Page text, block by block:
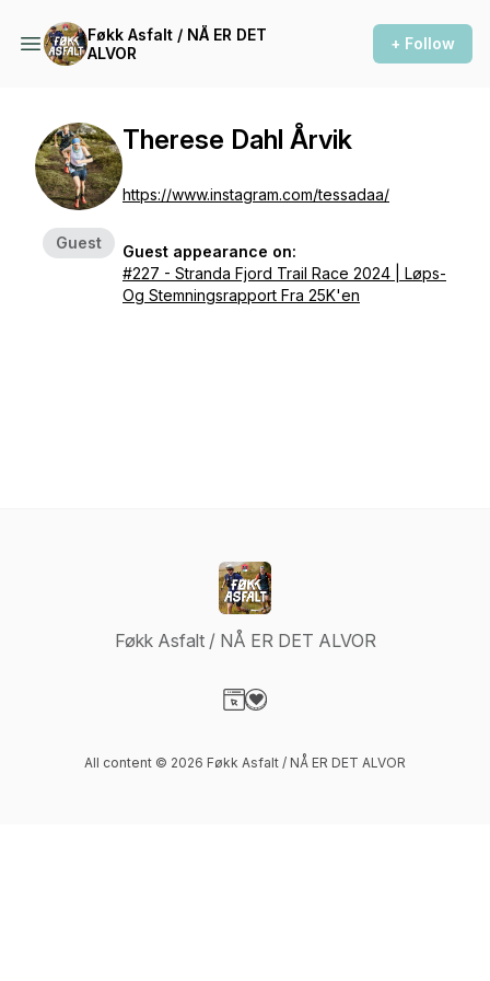
Føkk Asfalt / NÅ ER DET
ALVOR
+ Follow
Guest
Therese Dahl Årvik
https://www.instagram.com/tessadaa/
Guest appearance on:
#227 - Stranda Fjord Trail Race 2024 | Løps-
Og Stemningsrapport Fra 25K'en
Føkk Asfalt / NÅ ER DET ALVOR
All content © 2026 Føkk Asfalt / NÅ ER DET ALVOR